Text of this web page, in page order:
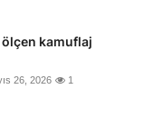
kamuflaj
26, 2026 1